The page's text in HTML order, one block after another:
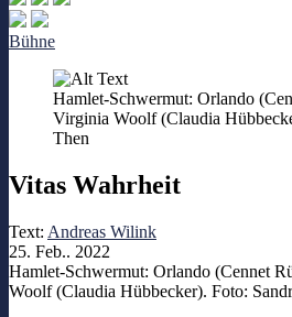
Bühne
Hamlet-Schwermut: Orlando
Virginia Woolf (Claudia
Then
Vitas Wahrheit
Text: Andreas Wilink
25. Feb.. 2022
Hamlet-Schwermut: Orlando (Cennet
Woolf (Claudia Hübbecker). Foto: